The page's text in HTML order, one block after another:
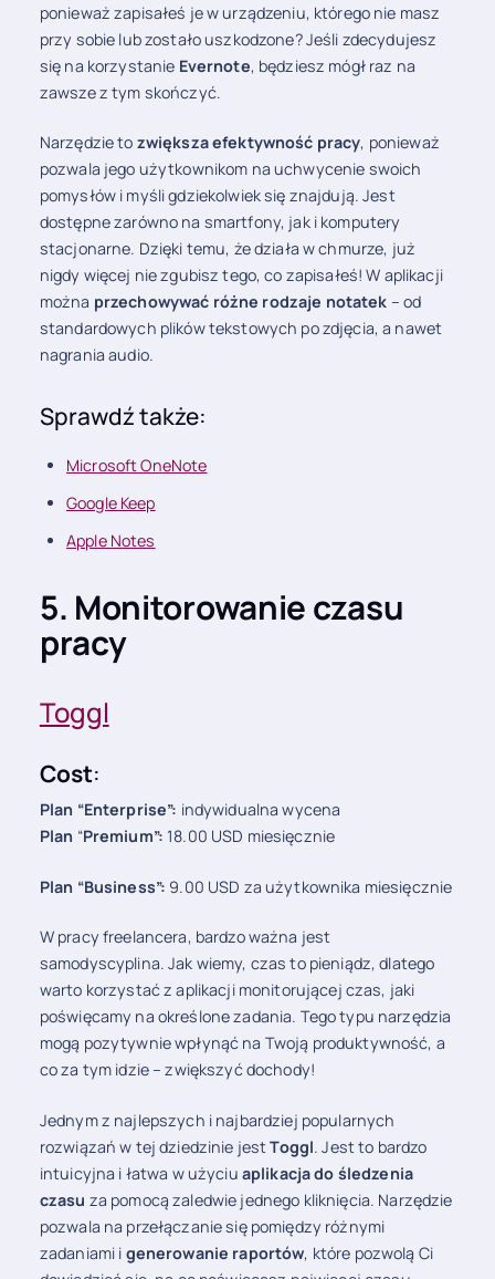
ponieważ zapisałeś je w urządzeniu, którego nie masz
przy sobie lub zostało uszkodzone? Jeśli zdecydujesz
się na korzystanie Evernote, będziesz mógł raz na
zawsze z tym skończyć.
Narzędzie to zwiększa efektywność pracy, ponieważ
pozwala jego użytkownikom na uchwycenie swoich
pomysłów i myśli gdziekolwiek się znajdują. Jest
dostępne zarówno na smartfony, jak i komputery
stacjonarne. Dzięki temu, że działa w chmurze, już
nigdy więcej nie zgubisz tego, co zapisałeś! W aplikacji
można przechowywać różne rodzaje notatek – od
standardowych plików tekstowych po zdjęcia, a nawet
nagrania audio.
Sprawdź także:
Microsoft OneNote
Google Keep
Apple Notes
5. Monitorowanie czasu
pracy
Toggl
Cost:
Plan “Enterprise”: indywidualna wycena
Plan “Premium”:18.00 USD miesięcznie
Plan “Business”: 9.00 USD za użytkownika miesięcznie
W pracy freelancera, bardzo ważna jest
samodyscyplina. Jak wiemy, czas to pieniądz, dlatego
warto korzystać z aplikacji monitorującej czas, jaki
poświęcamy na określone zadania. Tego typu narzędzia
mogą pozytywnie wpłynąć na Twoją produktywność, a
co za tym idzie – zwiększyć dochody!
Jednym z najlepszych i najbardziej popularnych
rozwiązań w tej dziedzinie jestToggl. Jest to bardzo
intuicyjna i łatwa w użyciu aplikacja do śledzenia
czasu za pomocą zaledwie jednego kliknięcia. Narzędzie
pozwala na przełączanie się pomiędzy różnymi
zadaniami i generowanie raportów, które pozwolą Ci